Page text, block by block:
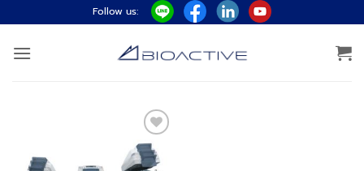
ไป
ยัง
Follow us:
Add to
wishlist